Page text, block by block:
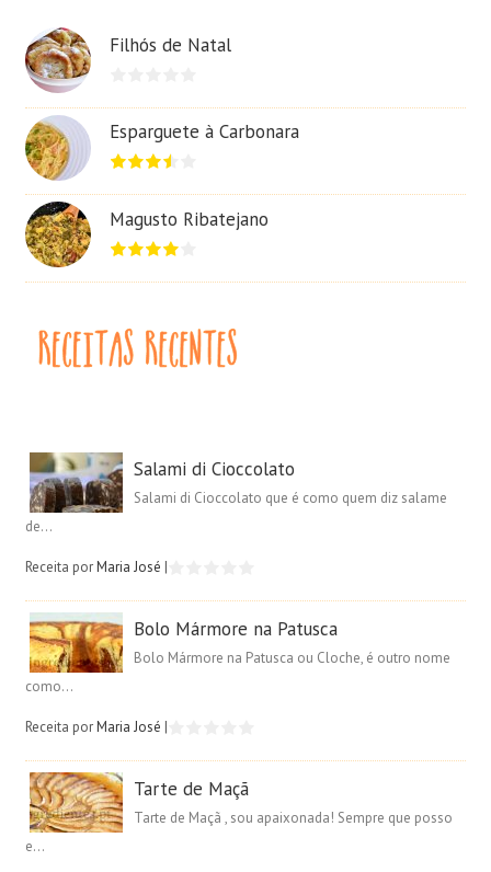
Filhós de Natal
Esparguete à Carbonara
Magusto Ribatejano
Salami di Cioccolato
Salami di Cioccolato que é como quem diz salame
de...
Receita porMaria José |
Bolo Mármore na Patusca
Bolo Mármore na Patusca ou Cloche, é outro nome
como...
Receita porMaria José |
Tarte de Maçã
Tarte de Maçã , sou apaixonada! Sempre que posso
e...